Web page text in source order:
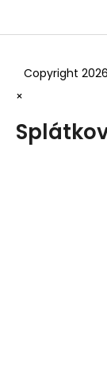
Copyright 2026
×